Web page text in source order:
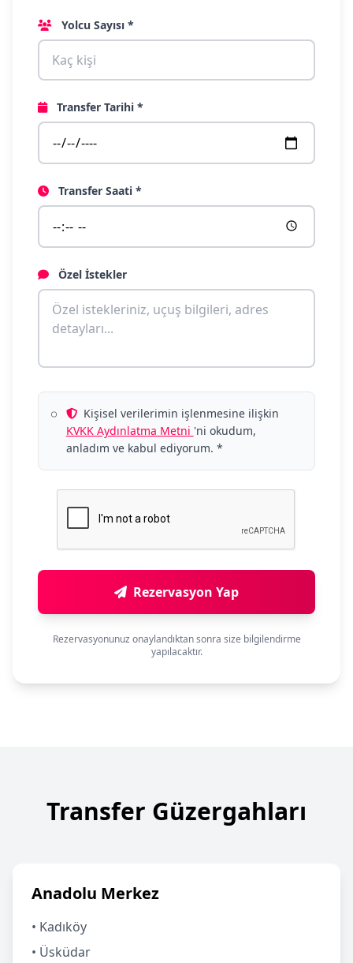
Yolcu Sayısı *
Transfer Tarihi *
Transfer Saati *
Özel İstekler
Kişisel verilerimin işlenmesine ilişkin
KVKK Aydınlatma Metni 'ni okudum,
anladım ve kabul ediyorum. *
Rezervasyon Yap
Rezervasyonunuz onaylandıktan sonra size bilgilendirme
yapılacaktır.
Transfer Güzergahları
Anadolu Merkez
• Kadıköy
• Üsküdar